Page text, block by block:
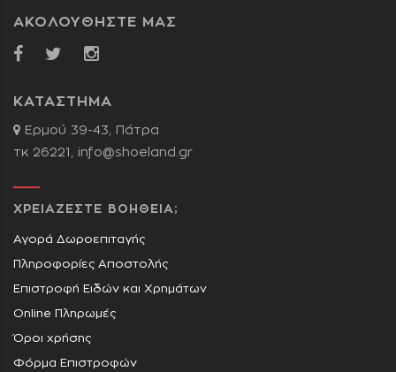
ΑΚΟΛΟΥΘΗΣΤΕ ΜΑΣ
ΚΑΤΑΣΤΗΜΑ
Ερμού 39-43, Πάτρα
τκ 26221, info@shoeland.gr
ΧΡΕΙΑΖΕΣΤΕ ΒΟΗΘΕΙΑ;
Αγορά Δωροεπιταγής
Πληροφορίες Αποστολής
Επιστροφή Ειδών και Χρημάτων
Online Πληρωμές
Όροι χρήσης
Φόρμα Επιστροφών